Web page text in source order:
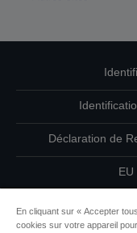
Déclaration de
EU
En cliquant sur « Accepter
cookies sur votre appareil